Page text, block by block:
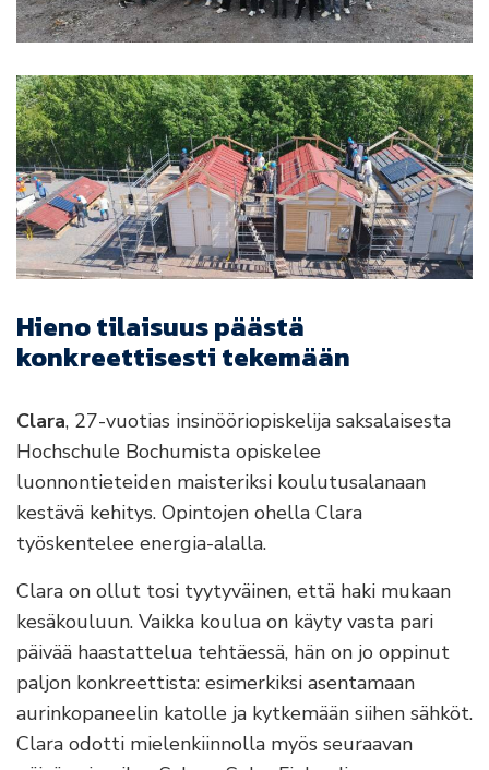
Hieno tilaisuus päästä
konkreettisesti tekemään
Clara, 27-vuotias insinööriopiskelija saksalaisesta
Hochschule Bochumista opiskelee
luonnontieteiden maisteriksi koulutusalanaan
kestävä kehitys. Opintojen ohella Clara
työskentelee energia-alalla.
Clara on ollut tosi tyytyväinen, että haki mukaan
kesäkouluun. Vaikka koulua on käyty vasta pari
päivää haastattelua tehtäessä, hän on jo oppinut
paljon konkreettista: esimerkiksi asentamaan
aurinkopaneelin katolle ja kytkemään siihen sähköt.
Clara odotti mielenkiinnolla myös seuraavan